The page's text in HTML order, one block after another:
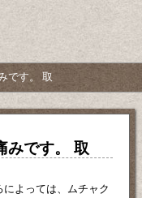
です。 取
みです。 取
よっては、ムチャク